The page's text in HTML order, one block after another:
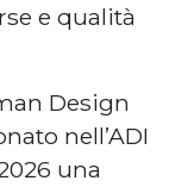
e qualità
Design
nell’ADI
una